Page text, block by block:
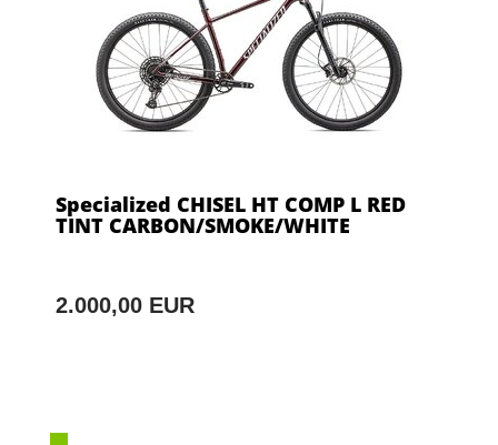
Specialized CHISEL HT COMP L RED
TINT CARBON/SMOKE/WHITE
2.000,00 EUR